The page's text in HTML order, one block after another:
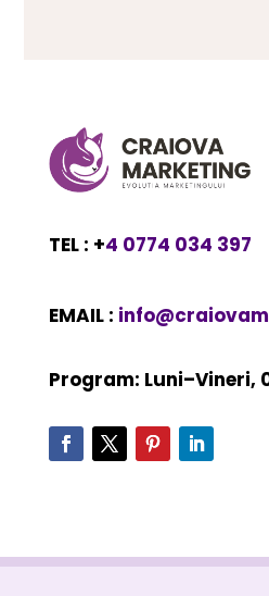
TEL : +4 0774 034 397
EMAIL :
Program: Luni–Vineri,